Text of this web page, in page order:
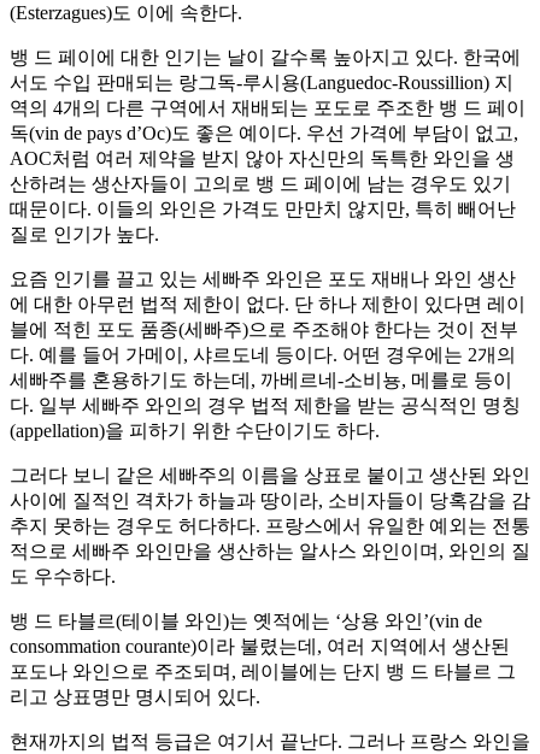
(Esterzagues)도 이에 속한다.
뱅 드 페이에 대한 인기는 날이 갈수록 높아지고 있다. 한국에
서도 수입 판매되는 랑그독-루시용(Languedoc-Roussillion) 지
역의 4개의 다른 구역에서 재배되는 포도로 주조한 뱅 드 페이
독(vin de pays d’Oc)도 좋은 예이다. 우선 가격에 부담이 없고,
AOC처럼 여러 제약을 받지 않아 자신만의 독특한 와인을 생
산하려는 생산자들이 고의로 뱅 드 페이에 남는 경우도 있기
때문이다. 이들의 와인은 가격도 만만치 않지만, 특히 빼어난
질로 인기가 높다.
요즘 인기를 끌고 있는 세빠주 와인은 포도 재배나 와인 생산
에 대한 아무런 법적 제한이 없다. 단 하나 제한이 있다면 레이
블에 적힌 포도 품종(세빠주)으로 주조해야 한다는 것이 전부
다. 예를 들어 가메이, 샤르도네 등이다. 어떤 경우에는 2개의
세빠주를 혼용하기도 하는데, 까베르네-소비뇽, 메를로 등이
다. 일부 세빠주 와인의 경우 법적 제한을 받는 공식적인 명칭
(appellation)을 피하기 위한 수단이기도 하다.
그러다 보니 같은 세빠주의 이름을 상표로 붙이고 생산된 와인
사이에 질적인 격차가 하늘과 땅이라, 소비자들이 당혹감을 감
추지 못하는 경우도 허다하다. 프랑스에서 유일한 예외는 전통
적으로 세빠주 와인만을 생산하는 알사스 와인이며, 와인의 질
도 우수하다.
뱅 드 타블르(테이블 와인)는 옛적에는 ‘상용 와인’(vin de
consommation courante)이라 불렸는데, 여러 지역에서 생산된
포도나 와인으로 주조되며, 레이블에는 단지 뱅 드 타블르 그
리고 상표명만 명시되어 있다.
현재까지의 법적 등급은 여기서 끝난다. 그러나 프랑스 와인을